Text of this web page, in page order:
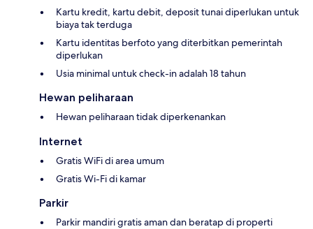
Kartu kredit, kartu debit, deposit tunai diperlukan untuk
biaya tak terduga
Kartu identitas berfoto yang diterbitkan pemerintah
diperlukan
Usia minimal untuk check-in adalah 18 tahun
Hewan peliharaan
Hewan peliharaan tidak diperkenankan
Internet
Gratis WiFi di area umum
Gratis Wi-Fi di kamar
Parkir
Parkir mandiri gratis aman dan beratap di properti